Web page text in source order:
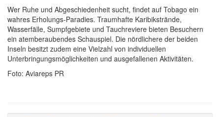
Wer Ruhe und Abgeschiedenheit sucht, findet auf Tobago ein
wahres Erholungs-Paradies. Traumhafte Karibikstrände,
Wasserfälle, Sumpfgebiete und Tauchreviere bieten Besuchern
ein atemberaubendes Schauspiel. Die nördlichere der beiden
Inseln besitzt zudem eine Vielzahl von individuellen
Unterbringungsmöglichkeiten und ausgefallenen Aktivitäten.
Foto: Aviareps PR